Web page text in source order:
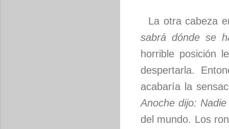
La otra cabeza
sabrá dónde se
horrible posición
despertarla.
acabaría la
Anoche dijo:
del mundo. Los